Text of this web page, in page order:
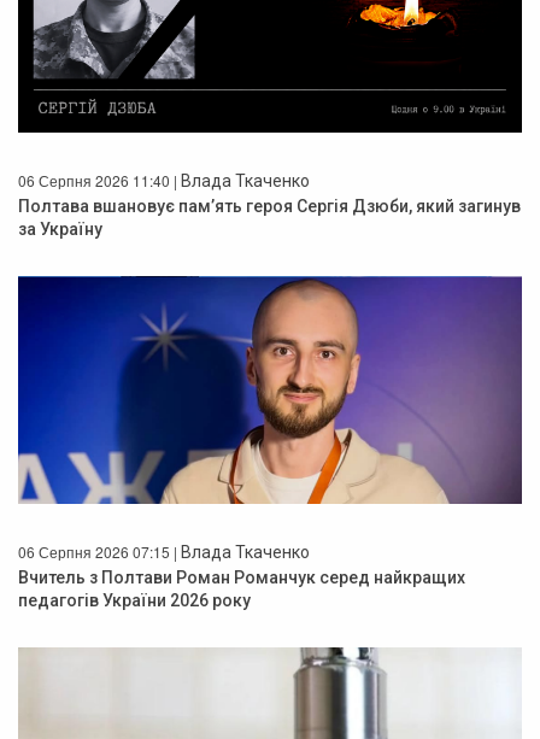
06 Серпня 2026 11:40 | Влада Ткаченко
Полтава вшановує пам’ять героя Сергія Дзюби, який загинув
за Україну
06 Серпня 2026 07:15 | Влада Ткаченко
Вчитель з Полтави Роман Романчук серед найкращих
педагогів України 2026 року